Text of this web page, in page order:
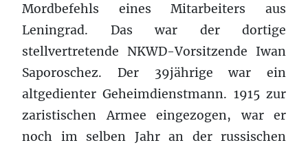
Mordbefehls eines Mitarbeiters aus
Leningrad. Das war der dortige
stellvertretende NKWD-Vorsitzende Iwan
Saporoschez. Der 39jährige war ein
altgedienter Geheimdienstmann. 1915 zur
zaristischen Armee eingezogen, war er
noch im selben Jahr an der russischen